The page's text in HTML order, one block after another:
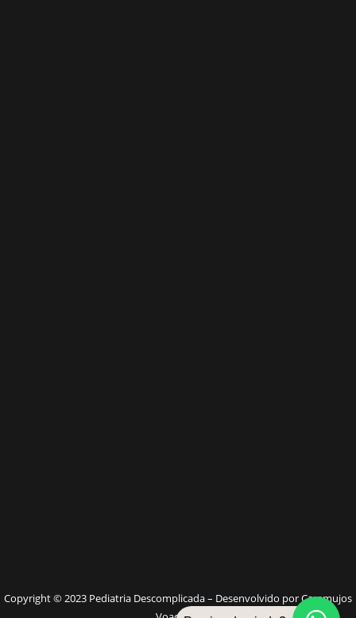
Copyright © 2023 Pediatria Descomplicada – Desenvolvido por Caramujos
W